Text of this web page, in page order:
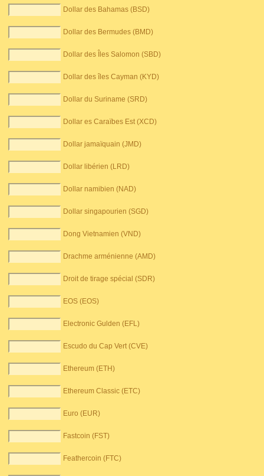
Dollar des Bahamas (BSD)
Dollar des Bermudes (BMD)
Dollar des Îles Salomon (SBD)
Dollar des îles Cayman (KYD)
Dollar du Suriname (SRD)
Dollar es Caraïbes Est (XCD)
Dollar jamaïquain (JMD)
Dollar libérien (LRD)
Dollar namibien (NAD)
Dollar singapourien (SGD)
Dong Vietnamien (VND)
Drachme arménienne (AMD)
Droit de tirage spécial (SDR)
EOS (EOS)
Electronic Gulden (EFL)
Escudo du Cap Vert (CVE)
Ethereum (ETH)
Ethereum Classic (ETC)
Euro (EUR)
Fastcoin (FST)
Feathercoin (FTC)